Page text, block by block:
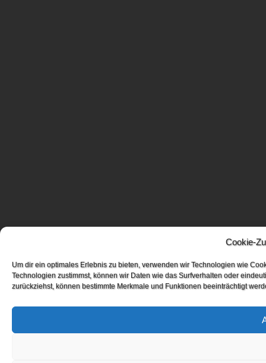
Cookie-
Um dir ein optimales Erlebnis zu bieten, verwenden wir Technologien wie
Technologien zustimmst, können wir Daten wie das Surfverhalten oder
zurückziehst, können bestimmte Merkmale und Funktionen beeinträchtigt